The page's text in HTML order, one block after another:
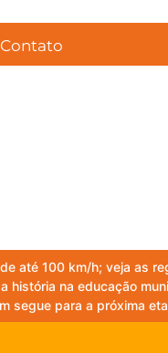
Contato
até 100 km/h; veja as
história na educação
segue para a próxima